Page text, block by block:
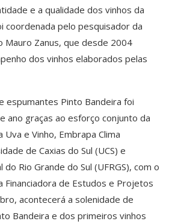
e a qualidade dos vinhos da
coordenada pelo pesquisador da
Mauro Zanus, que desde 2004
dos vinhos elaborados pelas
espumantes Pinto Bandeira foi
ano graças ao esforço conjunto da
e Vinho, Embrapa Clima
de Caxias do Sul (UCS) e
Rio Grande do Sul (UFRGS), com o
Financiadora de Estudos e Projetos
acontecerá a solenidade de
Bandeira e dos primeiros vinhos